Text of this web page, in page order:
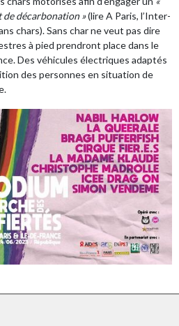
de décarbonation »(lireA Paris, l’Inter-
chars). Sans char ne veut pas dire
à pied prendront place dans le
Des véhicules électriques adaptés
des personnes en situation de
à l’arrivée de la manifestation. Se